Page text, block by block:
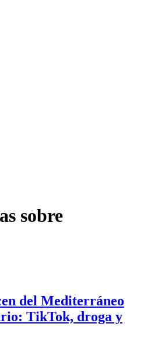
sobre
del Mediterráneo
TikTok, droga y